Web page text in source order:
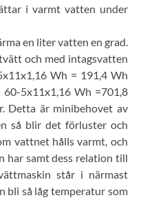
i varmt vatten under
en liter vatten en grad.
och med intagsvatten
Wh = 191,4 Wh
5x11x1,16 Wh =701,8
Detta är minibehovet av
så blir det förluster och
vattnet hålls varmt, och
har samt dess relation till
står i närmast
bli så låg temperatur som